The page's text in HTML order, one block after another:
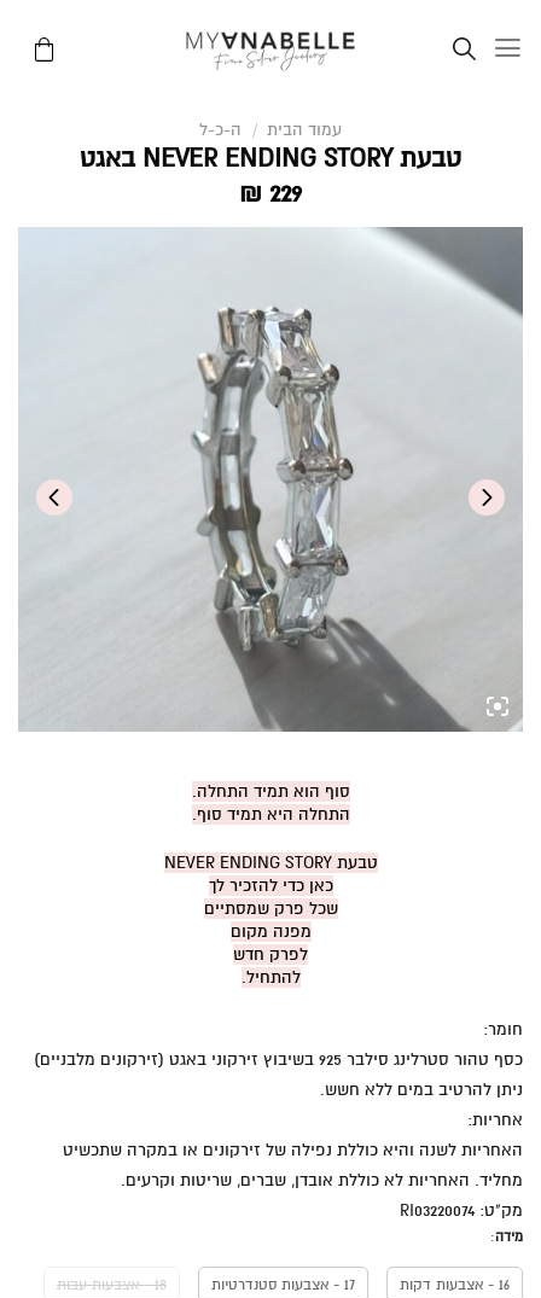
עמוד הבית / ה-כ-ל
טבעת NEVER ENDING STORY באגט
229
₪
סוף הוא תמיד התחלה.
התחלה היא תמיד סוף.
טבעת NEVER ENDING STORY
כאן כדי להזכיר לך
שכל פרק שמסתיים
מפנה מקום
לפרק חדש
להתחיל.
חומר:
כסף טהור סטרלינג סילבר 925 בשיבוץ זירקוני באגט (זירקונים מלבניים)
ניתן להרטיב במים ללא חשש.
אחריות:
האחריות לשנה והיא כוללת נפילה של זירקונים או במקרה שתכשיט
מחליד. האחריות לא כוללת אובדן, שברים, שריטות וקרעים.
מק"ט: RI03220074
מידה:
16 - אצבעות דקות 17 - אצבעות סטנדרטיות 18 - אצבעות עבות